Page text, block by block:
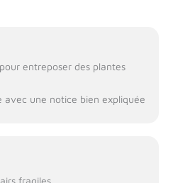
entreposer des plantes
avec une notice bien expliquée